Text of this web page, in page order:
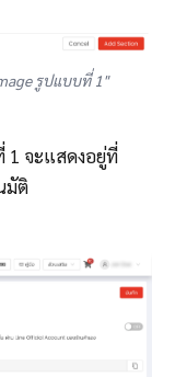
รูปแบบที่ 1"
1 จะแสดงอยู่ที่
มัติ